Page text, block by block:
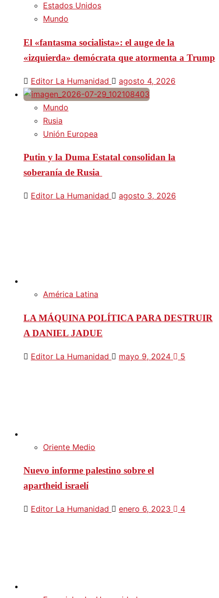
Estados Unidos
Mundo
El «fantasma socialista»: el auge de la
«izquierda» demócrata que atormenta a Trump
Editor La Humanidad agosto 4, 2026
Mundo
Rusia
Unión Europea
Putin y la Duma Estatal consolidan la
soberanía de Rusia
Editor La Humanidad agosto 3, 2026
América Latina
LA MÁQUINA POLÍTICA PARA DESTRUIR
A DANIEL JADUE
Editor La Humanidad mayo 9, 2024 5
Oriente Medio
Nuevo informe palestino sobre el
apartheid israelí
Editor La Humanidad enero 6, 2023 4